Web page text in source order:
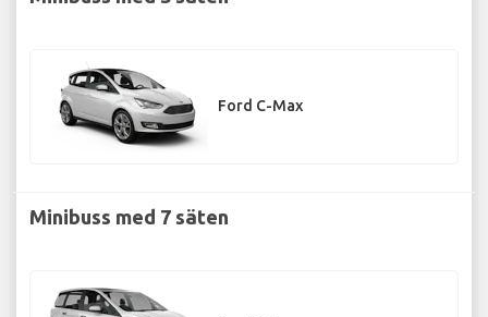
Ford C-Max
Minibuss med 7 säten